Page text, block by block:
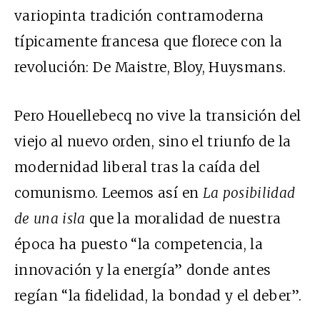
variopinta tradición contramoderna
típicamente francesa que florece con la
revolución: De Maistre, Bloy, Huysmans.
Pero Houellebecq no vive la transición del
viejo al nuevo orden, sino el triunfo de la
modernidad liberal tras la caída del
comunismo. Leemos así en La posibilidad
de una isla que la moralidad de nuestra
época ha puesto “la competencia, la
innovación y la energía” donde antes
regían “la fidelidad, la bondad y el deber”.